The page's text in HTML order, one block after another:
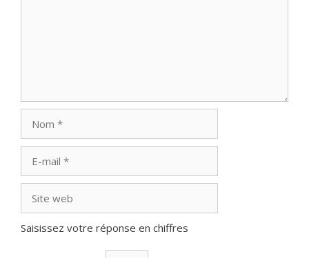
mail
web
Saisissez votre réponse en chiffres